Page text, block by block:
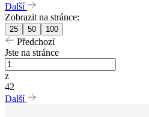
Další
Zobrazit na stránce:
25 50 100
Předchozí
Jste na stránce
z
42
Další